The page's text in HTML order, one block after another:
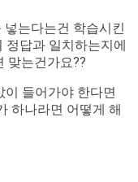
는다는건 학습시킨
답과 일치하는지에
맞는건가요??
들어가야 한다면
하나라면 어떻게 해